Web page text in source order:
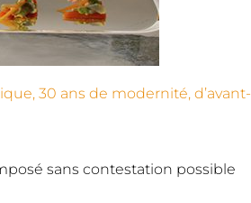
30 ans de modernité, d’avant-
sans contestation possible